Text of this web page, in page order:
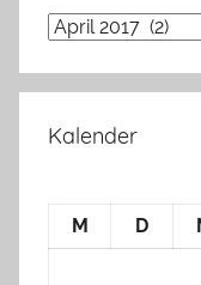
Archiv
Kalender
M
D